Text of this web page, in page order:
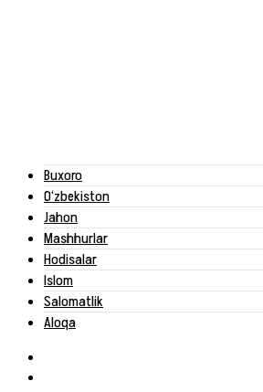
Buxoro
O‘zbekiston
Jahon
Mashhurlar
Hodisalar
Islom
Salomatlik
Aloqa